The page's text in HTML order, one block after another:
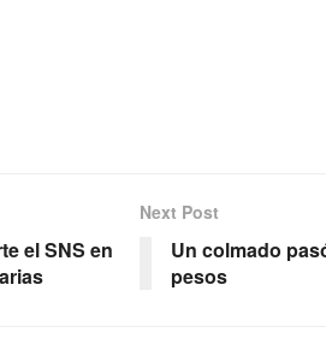
el SNS en
Next Post
Un colmado
pesos